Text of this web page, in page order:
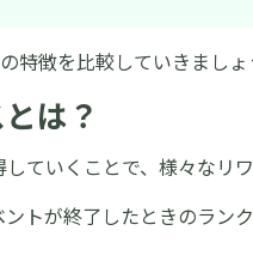
特徴を比較していきましょ
は？
ていくことで、様々なリ
トが終了したときのラン